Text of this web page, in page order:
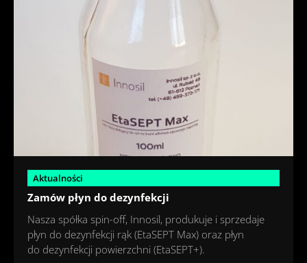
Aktualności
Zamów płyn do dezynfekcji
Nasza spółka spin-off, Innosil, produkuje i sprzedaje
płyn do dezynfekcji rąk (EtaSEPT Max) oraz płyn
do dezynfekcji powierzchni (EtaSEPT+).